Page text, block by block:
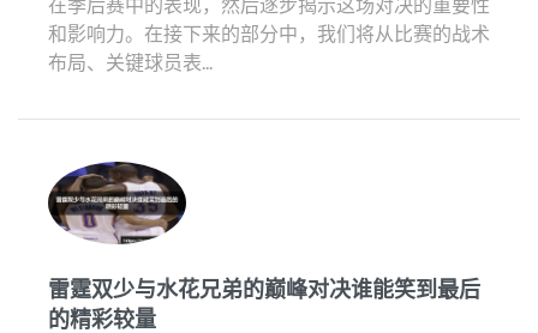
和影响力。在接下来的部分中，我们将从比赛的战术
布局、关键球员表...
雷霆双少与水花兄弟的巅峰对决谁能笑到最后
的精彩较量